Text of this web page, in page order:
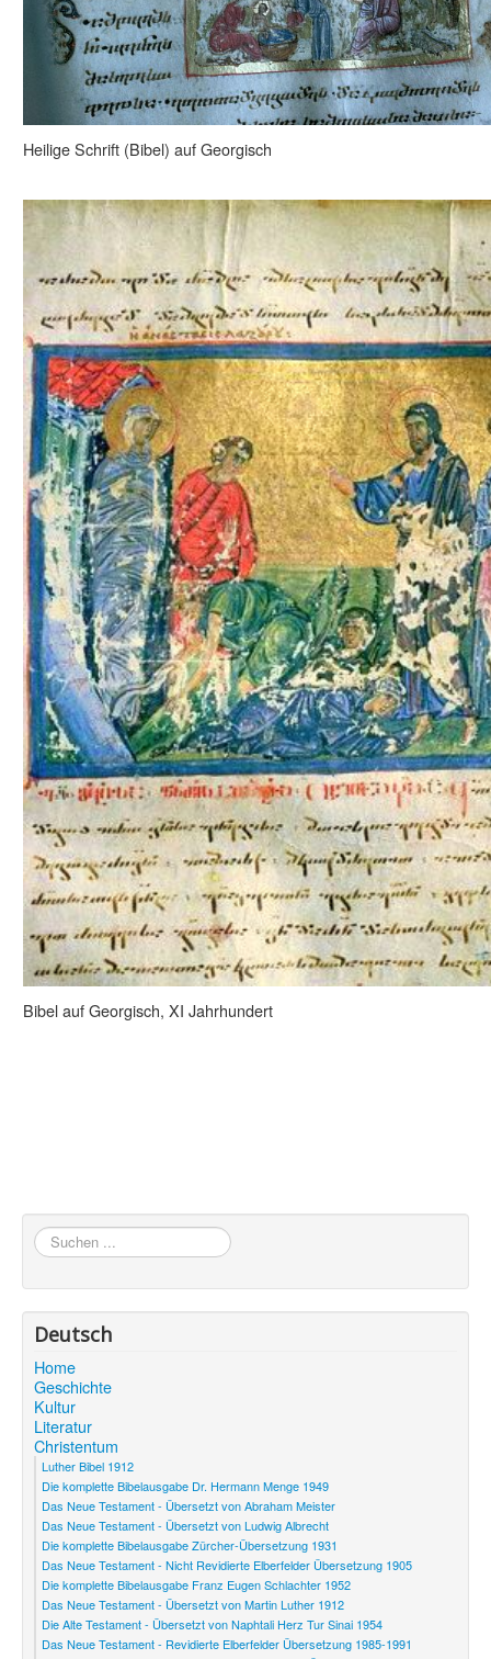
Heilige Schrift (Bibel) auf Georgisch
Bibel auf Georgisch, XI Jahrhundert
Suchen
...
Deutsch
Home
Geschichte
Kultur
Literatur
Christentum
Luther Bibel 1912
Die komplette Bibelausgabe Dr. Hermann Menge 1949
Das Neue Testament - Übersetzt von Abraham Meister
Das Neue Testament - Übersetzt von Ludwig Albrecht
Die komplette Bibelausgabe Zürcher-Übersetzung 1931
Das Neue Testament - Nicht Revidierte Elberfelder Übersetzung 1905
Die komplette Bibelausgabe Franz Eugen Schlachter 1952
Das Neue Testament - Übersetzt von Martin Luther 1912
Die Alte Testament - Übersetzt von Naphtali Herz Tur Sinai 1954
Das Neue Testament - Revidierte Elberfelder Übersetzung 1985-1991